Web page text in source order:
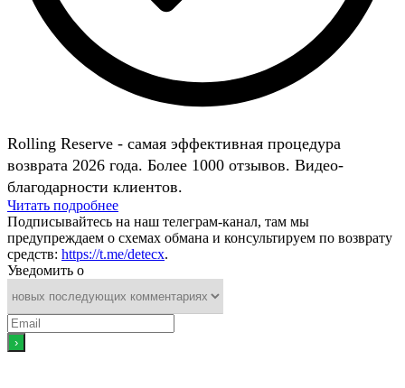
Rolling Reserve - самая эффективная процедура
возврата 2026 года. Более 1000 отзывов. Видео-
благодарности клиентов.
Читать подробнее
Подписывайтесь на наш телеграм-канал, там мы
предупреждаем о схемах обмана и консультируем по возврату
средств: https://t.me/detecx.
Уведомить о